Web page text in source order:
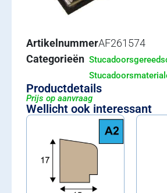
ArtikelnummerAF261574
Categorieën
Productdetails
Prijs op aanvraag
Wellicht ook interessant